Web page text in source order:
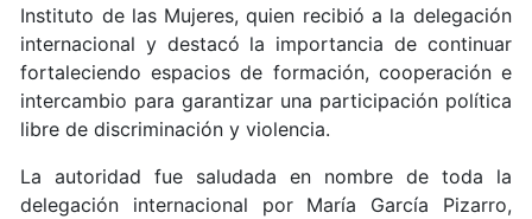
Instituto de las Mujeres, quien recibió a la delegación
internacional y destacó la importancia de continuar
fortaleciendo espacios de formación, cooperación e
intercambio para garantizar una participación política
libre de discriminación y violencia.
La autoridad fue saludada en nombre de toda la
delegación internacional por María García Pizarro,